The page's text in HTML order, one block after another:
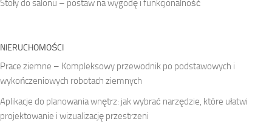
Stoły do salonu – postaw na wygodę i funkcjonalność
NIERUCHOMOŚCI
Prace ziemne – Kompleksowy przewodnik po podstawowych i
wykończeniowych robotach ziemnych
Aplikacje do planowania wnętrz: jak wybrać narzędzie, które ułatwi
projektowanie i wizualizację przestrzeni